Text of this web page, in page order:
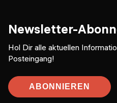
Newsletter-
Hol Dir alle aktuellen
Posteingang!
ABONNIEREN